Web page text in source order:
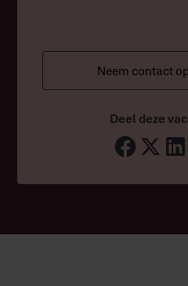
Neem contact
Deel deze